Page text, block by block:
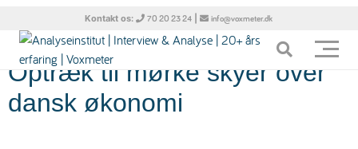
Kontakt os: 70 20 23 24 | info@voxmeter.dk
Tag: arbejdsløshed
Optræk til mørke skyer over
dansk økonomi